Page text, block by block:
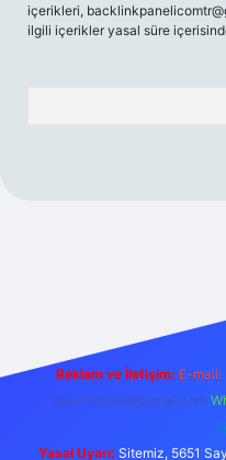
içerikleri,
ilgili içerikler yasal süre
Reklam ve İletişim: E-mail:
forumhizmeti@gmail.com
Yasal Uyarı: Sitemiz, 5651